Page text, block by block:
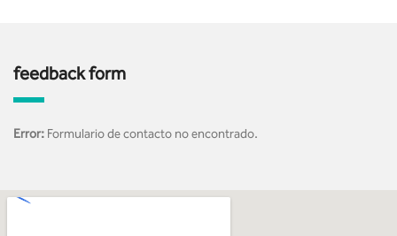
feedback form
Error: Formulario de contacto no encontrado.